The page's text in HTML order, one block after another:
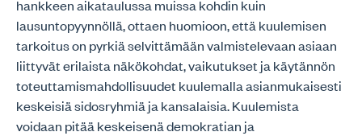
hankkeen aikataulussa muissa kohdin kuin
lausuntopyynnöllä, ottaen huomioon, että kuulemisen
tarkoitus on pyrkiä selvittämään valmistelevaan asiaan
liittyvät erilaista näkökohdat, vaikutukset ja käytännön
toteuttamismahdollisuudet kuulemalla asianmukaisesti
keskeisiä sidosryhmiä ja kansalaisia. Kuulemista
voidaan pitää keskeisenä demokratian ja